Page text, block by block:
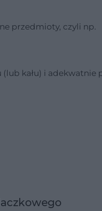
przedmioty, czyli np.
kału) i adekwatnie